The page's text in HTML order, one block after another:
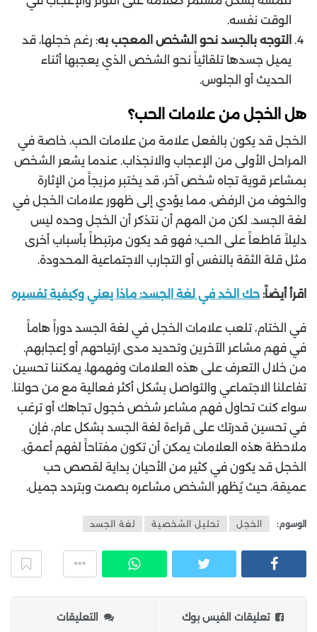
الوقت نفسه.
التوجه بالجسد نحو الشخص المعجب به: رغم خجلها، قد
يميل جسدها تلقائياً نحو الشخص الذي يعجبها أثناء
الحديث أو الجلوس.
هل الخجل من علامات الحب؟
الخجل قد يكون بالفعل علامة من علامات الحب، خاصة في
المراحل الأولى من الإعجاب والانجذاب. عندما يشعر الشخص
بمشاعر قوية تجاه شخص آخر، قد يختبر مزيجاً من الإثارة
والخوف من الرفض، مما يؤدي إلى ظهور علامات الخجل في
لغة الجسد. لكن من المهم أن نتذكر أن الخجل وحده ليس
دليلاً قاطعاً على الحب؛ فهو قد يكون مرتبطاً بأسباب أخرى
مثل قلة الثقة بالنفس أو التجارب الاجتماعية المحدودة.
اقرأ أيضاً: حك الخد في لغة الجسد: ماذا يعني وكيفية تفسيره
في الختام، تلعب علامات الخجل في لغة الجسد دوراً هاماً
في فهم مشاعر الآخرين وتحديد مدى ارتياحهم أو إعجابهم.
من خلال التعرف على هذه العلامات وفهمها، يمكننا تحسين
تفاعلنا الاجتماعي والتواصل بشكل أكثر فعالية مع من حولنا.
سواء كنت تحاول فهم مشاعر شخص خجول تجاهك أو ترغب
في تحسين قدرتك على قراءة لغة الجسد بشكل عام، فإن
ملاحظة هذه العلامات يمكن أن تكون مفتاحاً لفهم أعمق.
الخجل قد يكون في كثير من الأحيان بداية لقصص حب
عميقة، حيث يُظهر الشخص مشاعره بصمت وبتردد جميل.
الوسوم: الخجل تحليل الشخصية لغة الجسد
تعليقات الفيس بوك التعليقات